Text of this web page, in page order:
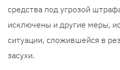
средства под угрозой
исключены и другие меры,
ситуации, сложившейся в
засухи.